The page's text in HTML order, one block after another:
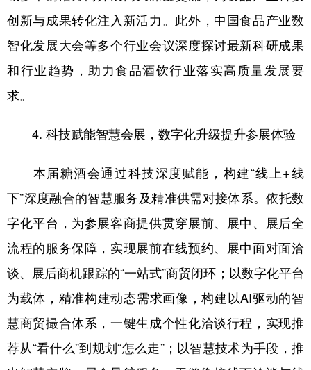
创新与成果转化注入新活力。此外，中国食品产业数
智化发展大会等多个行业会议深度探讨最新科研成果
和行业趋势，助力食品酒饮行业落实高质量发展要
求。
4. 科技赋能智慧会展，数字化升级提升参展体验
本届糖酒会通过科技深度赋能，构建“线上+线
下”深度融合的智慧服务及精准供需对接体系。依托数
字化平台，为参展客商提供贯穿展前、展中、展后全
流程的服务保障，实现展前在线预约、展中面对面洽
谈、展后商机跟踪的“一站式”商贸闭环；以数字化平台
为载体，精准构建动态需求画像，构建以AI驱动的智
慧商贸撮合体系，一键生成个性化洽谈行程，实现推
荐从“看什么”到规划“怎么走”；以智慧技术为手段，推